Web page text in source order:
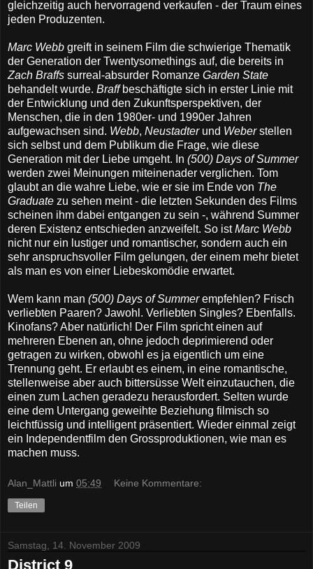
gleichzeitig auch hervorragend verkaufen - der Traum eines
jeden Produzenten.
Marc Webb greift in seinem Film die schwierige Thematik
der Generation der Twentysomethings auf, die bereits in
Zach Braffs surreal-absurder Romanze Garden State
behandelt wurde. Braffbeschäftigte sich in erster Linie mit
der Entwicklung und den Zukunftsperspektiven, der
Menschen, die in den 1980er- und 1990er Jahren
aufgewachsen sind. Webb, Neustadter und Weberstellen
sich selbst und dem Publikum die Frage, wie diese
Generation mit der Liebe umgeht. In (500) Days of Summer
werden zwei Meinungen miteinenader verglichen. Tom
glaubt an die wahre Liebe, wie er sie im Ende von The
Graduate zu sehen meint - die letzten Sekunden des Films
scheinen ihm dabei entgangen zu sein -, während Summer
deren Existenz entschieden anzweifelt. So istMarc Webb
nicht nur ein lustiger und romantischer, sondern auch ein
sehr anspruchsvoller Film gelungen, der einem mehr bietet
als man es von einer Liebeskomödie erwartet.
Wem kann man (500) Days of Summerempfehlen? Frisch
verliebten Paaren? Jawohl. Verliebten Singles? Ebenfalls.
Kinofans? Aber natürlich! Der Film spricht einen auf
mehreren Ebenen an, ohne jedoch deprimierend oder
getragen zu wirken, obwohl es ja eigentlich um eine
Trennung geht. Er erlaubt es einem, in eine romantische,
stellenweise aber auch bittersüsse Welt einzutauchen, die
einen zum Lachen geradezu herausfordert. Selten wurde
eine dem Untergang geweihte Beziehung filmisch so
leichtfüssig und intelligent präsentiert. Wieder einmal zeigt
ein Independentfilm den Grossproduktionen, wie man es
machen muss.
Alan_Mattli um 05:49 Keine Kommentare:
Teilen
Samstag, 14. November 2009
District 9